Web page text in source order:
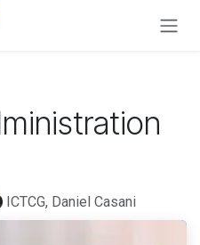
ICTCG, Daniel Casani